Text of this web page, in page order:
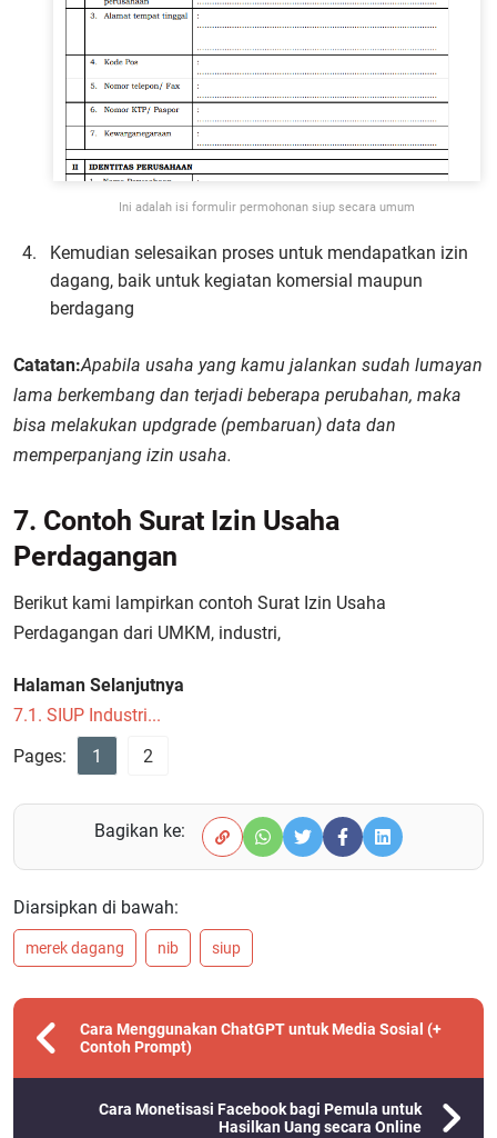
Ini adalah isi formulir permohonan siup secara umum
Kemudian selesaikan proses untuk mendapatkan izin
dagang, baik untuk kegiatan komersial maupun
berdagang
Catatan:Apabila usaha yang kamu jalankan sudah lumayan
lama berkembang dan terjadi beberapa perubahan, maka
bisa melakukan updgrade (pembaruan) data dan
memperpanjang izin usaha.
7. Contoh Surat Izin Usaha
Perdagangan
Berikut kami lampirkan contoh Surat Izin Usaha
Perdagangan dari UMKM, industri,
Halaman Selanjutnya
7.1. SIUP Industri...
Pages:
1 2
Bagikan ke:
Diarsipkan di bawah:
merek dagang nib siup
Cara Menggunakan ChatGPT untuk Media Sosial (+
Contoh Prompt)
Cara Monetisasi Facebook bagi Pemula untuk
Hasilkan Uang secara Online